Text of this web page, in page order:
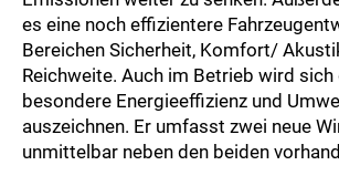
es eine noch effizientere
Bereichen Sicherheit, Komfort/
Reichweite. Auch im Betrieb wird sich
besondere Energieeffizienz und
auszeichnen. Er umfasst zwei neue
unmittelbar neben den beiden